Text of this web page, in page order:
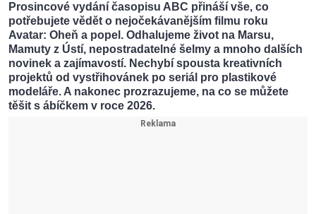
Prosincové vydání časopisu ABC přináší vše, co
potřebujete vědět o nejočekávanějším filmu roku
Avatar: Oheň a popel. Odhalujeme život na Marsu,
Mamuty z Ústí, nepostradatelné šelmy a mnoho dalších
novinek a zajímavostí. Nechybí spousta kreativních
projektů od vystřihovánek po seriál pro plastikové
modeláře. A nakonec prozrazujeme, na co se můžete
těšit s ábíčkem v roce 2026.